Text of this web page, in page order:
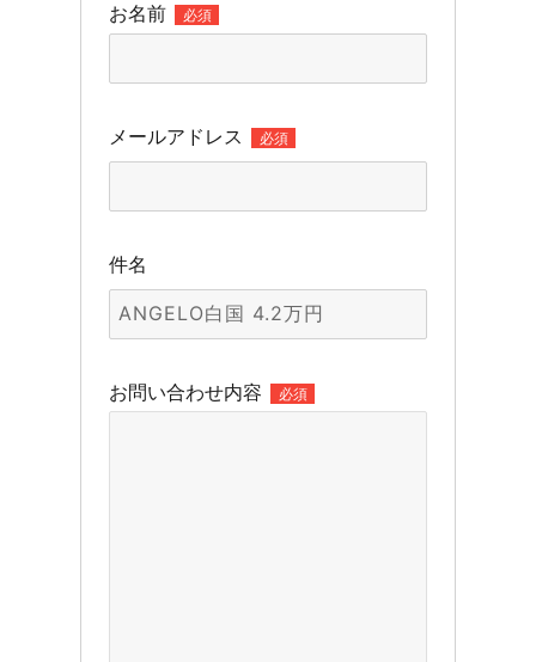
お名前 必須
メールアドレス 必須
件名
お問い合わせ内容 必須